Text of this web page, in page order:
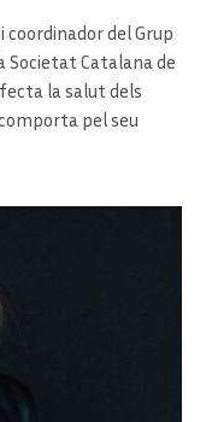
del Grup
Societat Catalana de
la salut dels
pel seu